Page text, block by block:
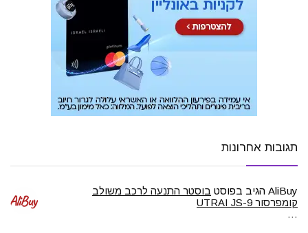
תגובות אחרונות
AliBuy הגיב בפוסט בוסטר התנעה לרכב משולב
קומפרסור UTRAI JS-9
…